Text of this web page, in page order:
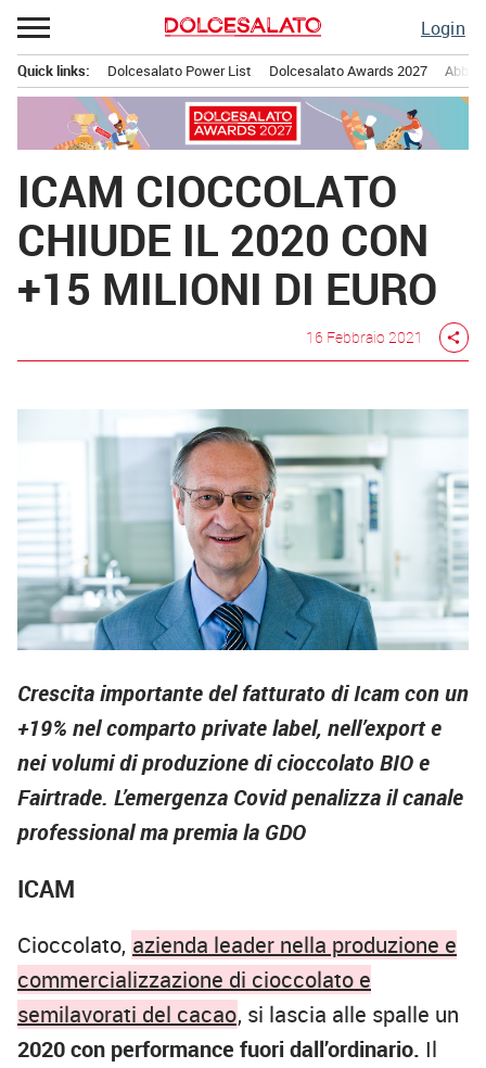
Passa
al
contenuto
Login
principale
Quick links: Dolcesalato Power List Dolcesalato Awards 2027
ICAM CIOCCOLATO
CHIUDE IL 2020 CON
+15 MILIONI DI EURO
16 Febbraio 2021 share
Crescita importante del fatturato di Icam con un
+19% nel comparto private label, nell’export e
nei volumi di produzione di cioccolato BIO e
Fairtrade. L’emergenza Covid penalizza il canale
professional ma premia la GDO
ICAM
Cioccolato, azienda leader nella produzione e
commercializzazione di cioccolato e
semilavorati del cacao, si lascia alle spalle un
2020 con performance fuori dall’ordinario. Il